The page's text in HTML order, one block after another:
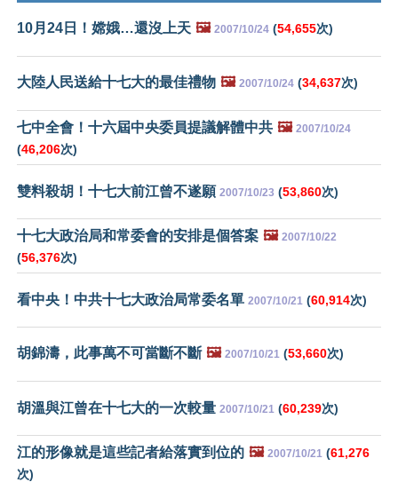
10月24日！嫦娥…還沒上天 🖼️ 2007/10/24 (54,655次)
大陸人民送給十七大的最佳禮物 🖼️ 2007/10/24 (34,637次)
七中全會！十六屆中央委員提議解體中共 🖼️ 2007/10/24
(46,206次)
雙料殺胡！十七大前江曾不遂願 2007/10/23 (53,860次)
十七大政治局和常委會的安排是個答案 🖼️ 2007/10/22
(56,376次)
看中央！中共十七大政治局常委名單 2007/10/21 (60,914次)
胡錦濤，此事萬不可當斷不斷 🖼️ 2007/10/21 (53,660次)
胡溫與江曾在十七大的一次較量 2007/10/21 (60,239次)
江的形像就是這些記者給落實到位的 🖼️ 2007/10/21 (61,276
次)